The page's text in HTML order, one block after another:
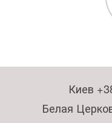
Киев
Белая